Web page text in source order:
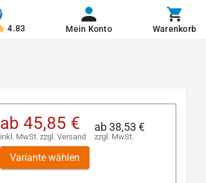
4.83 Mein Konto Warenkorb
ab 45,85 €
inkl. MwSt. zzgl. Versand
ab38,53 €
zzgl. MwSt.
Variante wählen